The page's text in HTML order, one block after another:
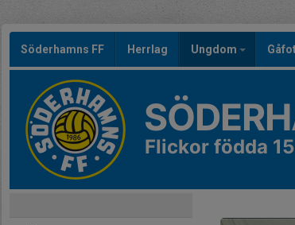
Söderhamns FF Herrlag Ungdom
Flickor födda 15